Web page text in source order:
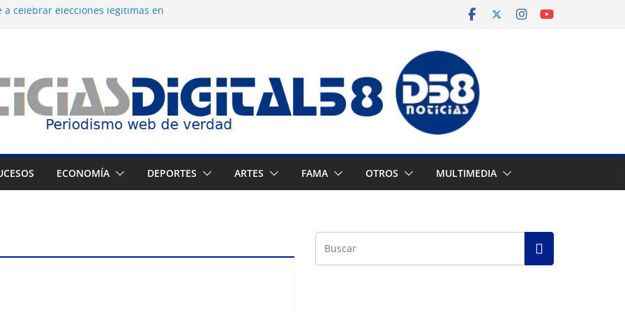
a celebrar elecciones legítimas en
montañista Nirmal Purja tras
cronograma electoral a la mesa de
ECONOMÍA DEPORTES ARTES FAMA OTROS MULTIMEDIA